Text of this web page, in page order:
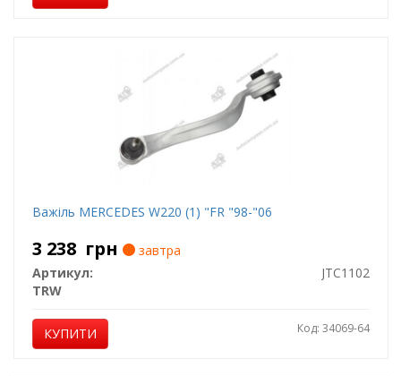
Важіль MERCEDES W220 (1) "FR "98-"06
3 238 грн
завтра
Артикул:
JTC1102
TRW
КУПИТИ Код: 34069-64